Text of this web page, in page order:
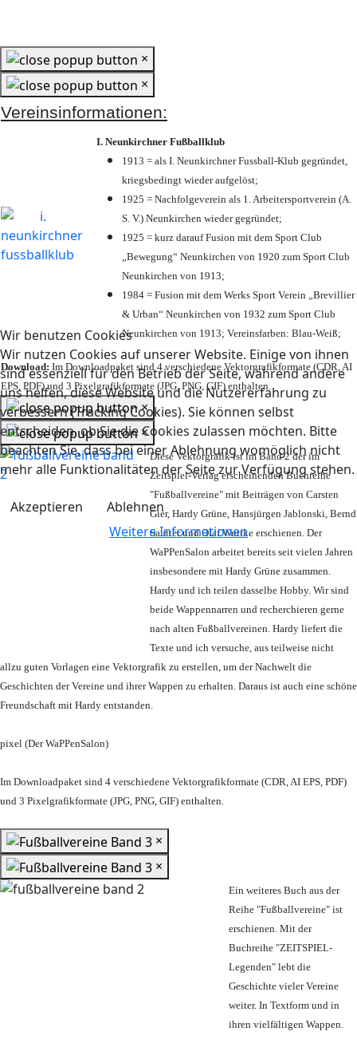
Wir benutzen Cookies
Wir nutzen Cookies auf unserer Website. Einige von ihnen
sind essenziell für den Betrieb der Seite, während andere
uns helfen, diese Website und die Nutzererfahrung zu
verbessern (Tracking Cookies). Sie können selbst
entscheiden, ob Sie die Cookies zulassen möchten. Bitte
beachten Sie, dass bei einer Ablehnung womöglich nicht
mehr alle Funktionalitäten der Seite zur Verfügung stehen.
Akzeptieren
Ablehnen
Weitere Informationen
×
×
Vereinsinformationen:
I. Neunkirchner Fußballklub
1913 = als I. Neunkirchner Fussball-Klub gegründet,
kriegsbedingt wieder aufgelöst;
1925 = Nachfolgeverein als 1. Arbeitersportverein (A.
S. V.) Neunkirchen wieder gegründet;
1925 = kurz darauf Fusion mit dem Sport Club
„Bewegung“ Neunkirchen von 1920 zum Sport Club
Neunkirchen von 1913;
1984 = Fusion mit dem Werks Sport Verein „Brevillier
& Urban“ Neunkirchen von 1932 zum Sport Club
Neunkirchen von 1913; Vereinsfarben: Blau-Weiß;
Download: Im Downloadpaket sind 4 verschiedene Vektorgrafikformate (CDR, AI
EPS, PDF) und 3 Pixelgrafikformate (JPG, PNG, GIF) enthalten.
×
×
Diese Vektorgrafik ist im Band 2 der im
Zeitspiel-Verlag erscheinenden Buchreihe
"Fußballvereine" mit Beiträgen von Carsten
Gier, Hardy Grüne, Hansjürgen Jablonski, Bernd
Sautter und Olaf Wuttke erschienen. Der
WaPPenSalon arbeitet bereits seit vielen Jahren
insbesondere mit Hardy Grüne zusammen.
Hardy und ich teilen dasselbe Hobby. Wir sind
beide Wappennarren und recherchieren gerne
nach alten Fußballvereinen. Hardy liefert die
Texte und ich versuche, aus teilweise nicht
allzu guten Vorlagen eine Vektorgrafik zu erstellen, um der Nachwelt die
Geschichten der Vereine und ihrer Wappen zu erhalten. Daraus ist auch eine schöne
Freundschaft mit Hardy entstanden.
pixel (Der WaPPenSalon)
Im Downloadpaket sind 4 verschiedene Vektorgrafikformate (CDR, AI EPS, PDF)
und 3 Pixelgrafikformate (JPG, PNG, GIF) enthalten.
×
×
Ein weiteres Buch aus der
Reihe "Fußballvereine" ist
erschienen. Mit der
Buchreihe "ZEITSPIEL-
Legenden" lebt die
Geschichte vieler Vereine
weiter. In Textform und in
ihren vielfältigen Wappen.